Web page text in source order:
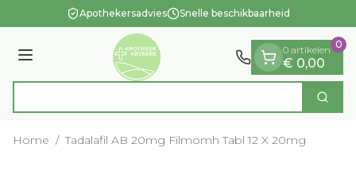
Ga naar de inhoudApothekersadvies Snelle beschikbaarheid
Menu
Zoek
0 artikelen
€ 0,00
0
Home / Tadalafil AB 20mg Filmomh Tabl 12 X 20mg